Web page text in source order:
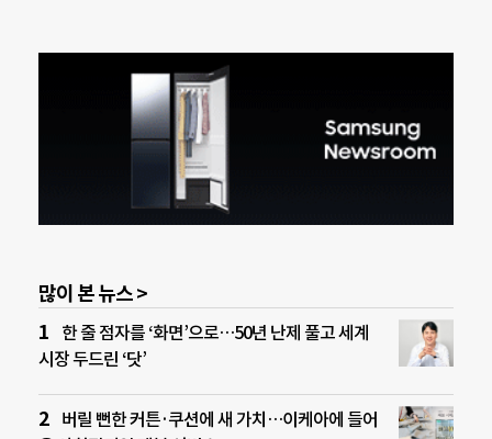
많이 본 뉴스 >
한 줄 점자를 ‘화면’으로…50년 난제 풀고 세계
시장 두드린 ‘닷’
버릴 뻔한 커튼·쿠션에 새 가치…이케아에 들어